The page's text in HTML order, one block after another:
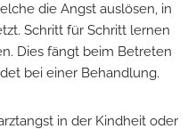
die Angst auslösen, in
Schritt für Schritt lernen
Dies fängt beim Betreten
bei einer Behandlung.
in der Kindheit oder